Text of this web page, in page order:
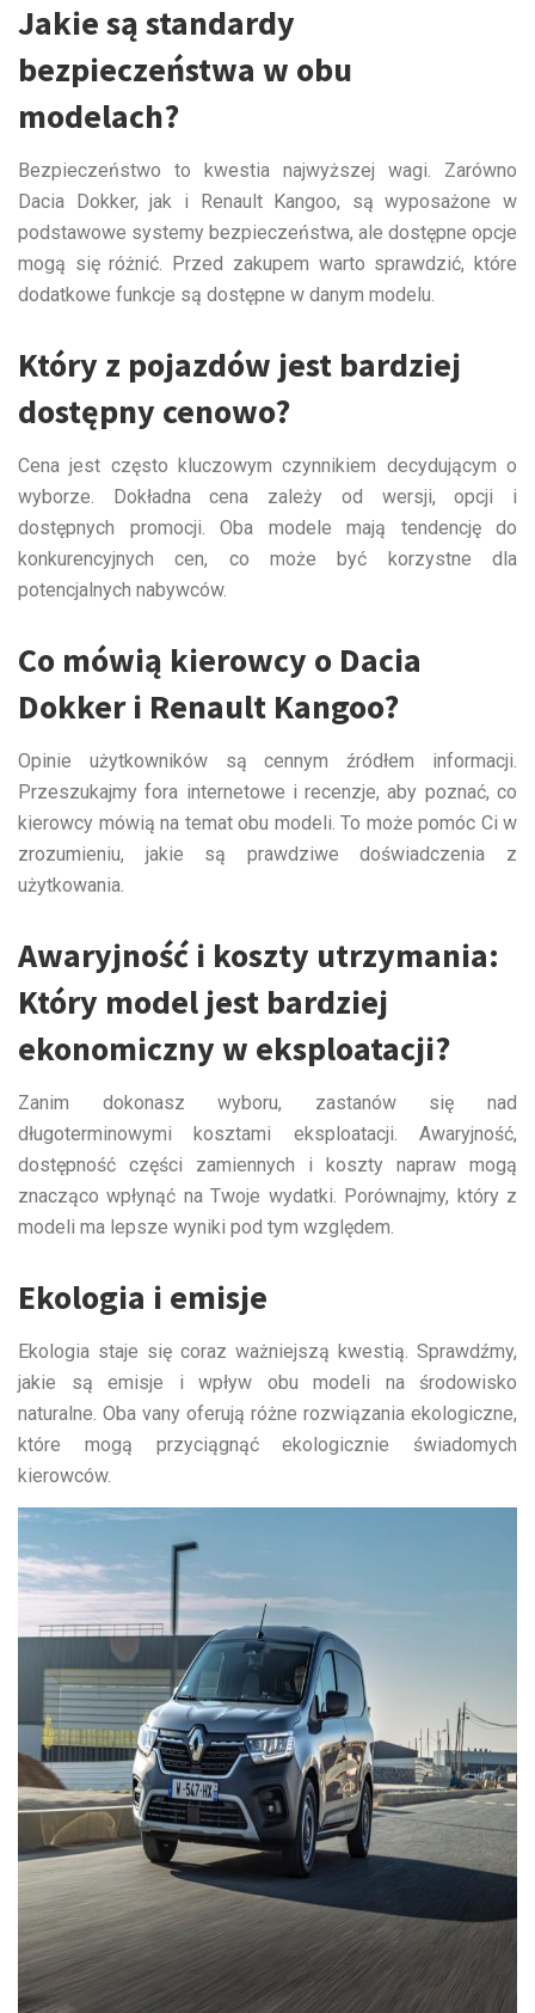
Jakie są standardy
bezpieczeństwa w obu
modelach?
Bezpieczeństwo to kwestia najwyższej wagi. Zarówno
Dacia Dokker, jak i Renault Kangoo, są wyposażone w
podstawowe systemy bezpieczeństwa, ale dostępne opcje
mogą się różnić. Przed zakupem warto sprawdzić, które
dodatkowe funkcje są dostępne w danym modelu.
Który z pojazdów jest bardziej
dostępny cenowo?
Cena jest często kluczowym czynnikiem decydującym o
wyborze. Dokładna cena zależy od wersji, opcji i
dostępnych promocji. Oba modele mają tendencję do
konkurencyjnych cen, co może być korzystne dla
potencjalnych nabywców.
Co mówią kierowcy o Dacia
Dokker i Renault Kangoo?
Opinie użytkowników są cennym źródłem informacji.
Przeszukajmy fora internetowe i recenzje, aby poznać, co
kierowcy mówią na temat obu modeli. To może pomóc Ci w
zrozumieniu, jakie są prawdziwe doświadczenia z
użytkowania.
Awaryjność i koszty utrzymania:
Który model jest bardziej
ekonomiczny w eksploatacji?
Zanim dokonasz wyboru, zastanów się nad
długoterminowymi kosztami eksploatacji. Awaryjność,
dostępność części zamiennych i koszty napraw mogą
znacząco wpłynąć na Twoje wydatki. Porównajmy, który z
modeli ma lepsze wyniki pod tym względem.
Ekologia i emisje
Ekologia staje się coraz ważniejszą kwestią. Sprawdźmy,
jakie są emisje i wpływ obu modeli na środowisko
naturalne. Oba vany oferują różne rozwiązania ekologiczne,
które mogą przyciągnąć ekologicznie świadomych
kierowców.